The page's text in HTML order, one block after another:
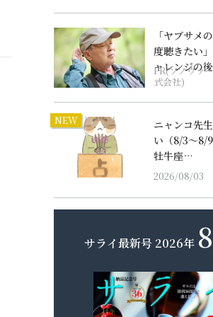
「ヤブサメ
度聴きたい
ャレンジの
PR(ソノヴァ
式会社)
NEW
ニャンコ先
い（8/3～8/9
牡牛座…
2026/08/03
サライ最新号 2026年 8